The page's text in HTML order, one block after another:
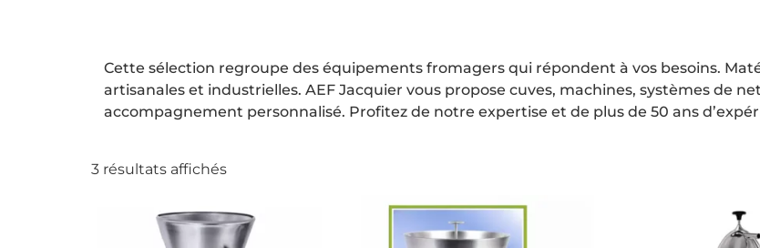
Cette sélection regroupe des équipements fromagers qui répondent à vos besoins.
artisanales et industrielles. AEF Jacquier vous propose cuves, machines, systèmes de
accompagnement personnalisé. Profitez de notre expertise et de plus de 50 ans
3 résultats affichés